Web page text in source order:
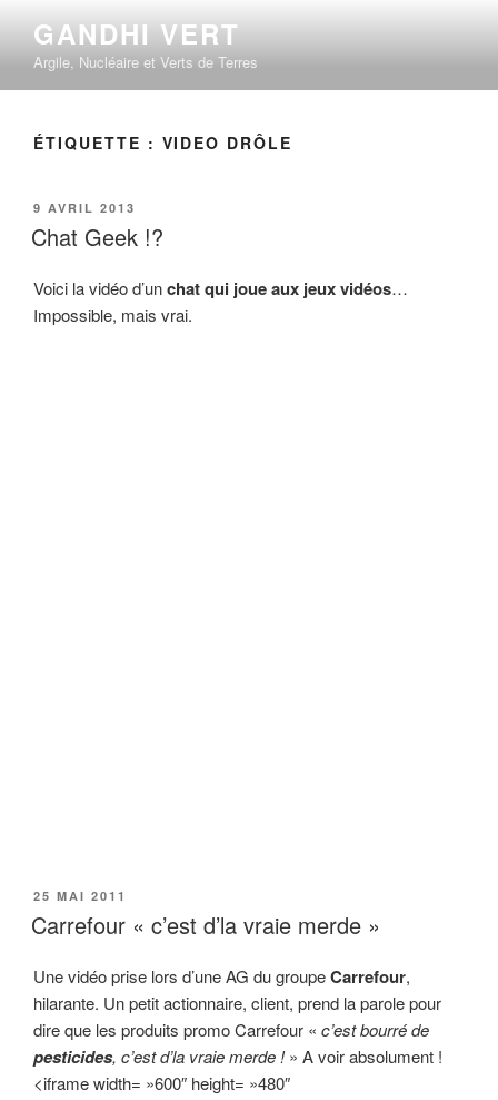
contenu
principal
GANDHI VERT
Argile, Nucléaire et Verts de Terres
ÉTIQUETTE : VIDEO DRÔLE
PUBLIÉ
LE
9 AVRIL 2013
Chat Geek !?
Voici la vidéo d’unchat qui joue aux jeux vidéos…
Impossible, mais vrai.
PUBLIÉ
LE
25 MAI 2011
Carrefour « c’est d’la vraie merde »
Une vidéo prise lors d’une AG du groupeCarrefour,
hilarante. Un petit actionnaire, client, prend la parole pour
dire que les produits promo Carrefour « c’est bourré de
pesticides, c’est d’la vraie merde !» A voir absolument !
<iframe width= »600″ height= »480″